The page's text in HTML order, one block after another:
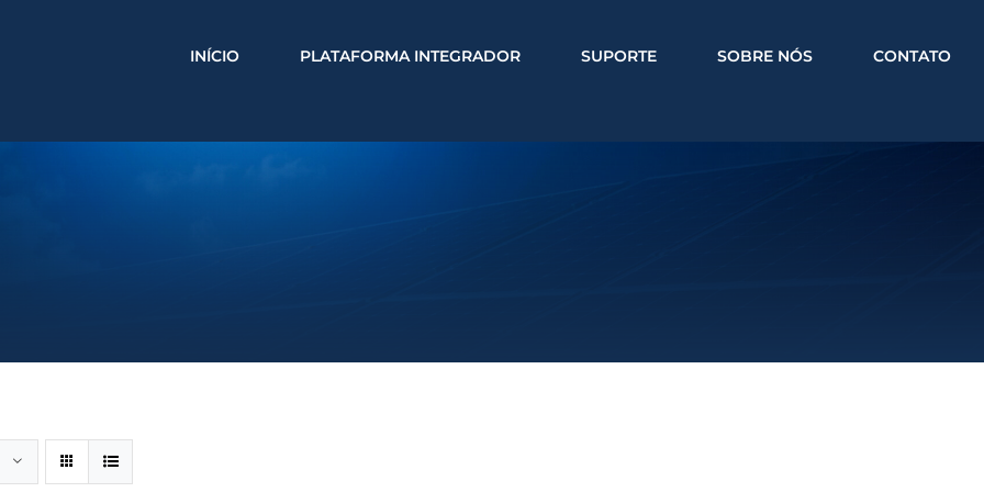
INÍCIO PLATAFORMA INTEGRADOR SUPORTE SOBRE NÓS CONTATO